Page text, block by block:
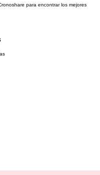
para encontrar los mejores